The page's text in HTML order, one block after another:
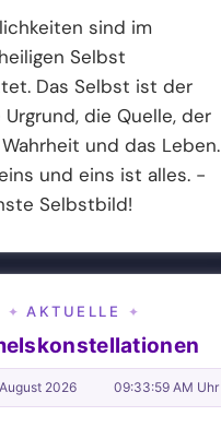
sind im
Selbst
Das Selbst ist der
die Quelle, der
und das Leben.
und eins ist alles. -
Selbstbild!
✦ AKTUELLE ✦
2026 09:34:01 AM Uhr